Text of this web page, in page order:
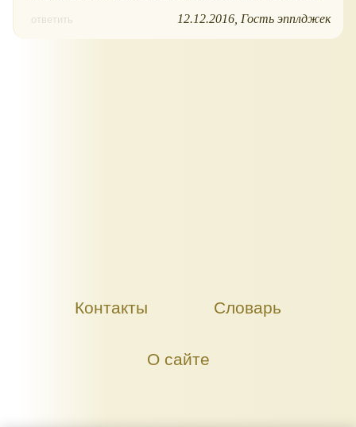
ответить 12.12.2016 Гость эпплджек
Контакты Словарь
О сайте